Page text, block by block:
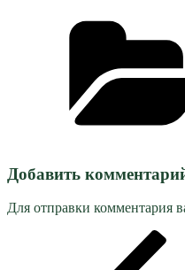
Добавить
Для отправки комментария